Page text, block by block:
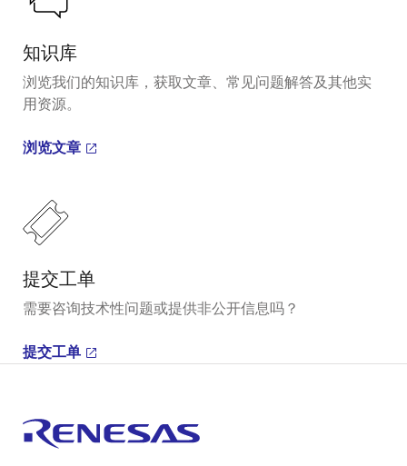
知识库
浏览我们的知识库，获取文章、常见问题解答及其他实
用资源。
浏览文章
提交工单
需要咨询技术性问题或提供非公开信息吗？
提交工单